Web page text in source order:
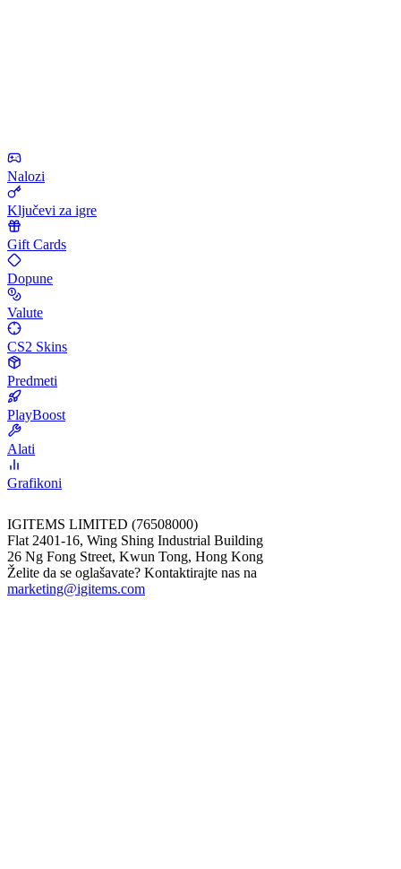
Nalozi
Ključevi za igre
Gift Cards
Dopune
Valute
CS2 Skins
Predmeti
PlayBoost
Alati
Grafikoni
IGITEMS LIMITED (76508000)
Flat 2401-16, Wing Shing Industrial Building
26 Ng Fong Street, Kwun Tong, Hong Kong
Želite da se oglašavate? Kontaktirajte nas na
marketing@igitems.com